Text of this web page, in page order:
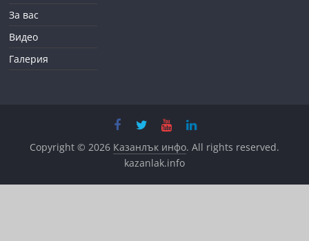
За вас
Видео
Галерия
Copyright © 2026 Казанлък инфо. All rights reserved.
kazanlak.info